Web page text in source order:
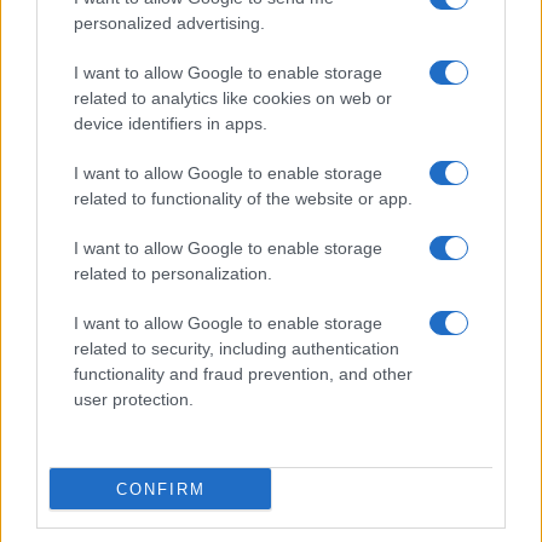
personalized advertising.
I want to allow Google to enable storage
related to analytics like cookies on web or
device identifiers in apps.
I want to allow Google to enable storage
related to functionality of the website or app.
I want to allow Google to enable storage
related to personalization.
I want to allow Google to enable storage
related to security, including authentication
functionality and fraud prevention, and other
user protection.
CONFIRM